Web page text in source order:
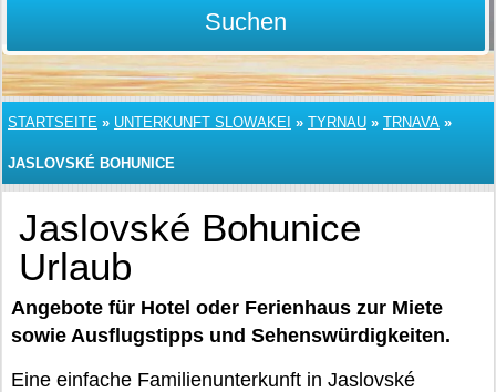
Suchen
STARTSEITE » UNTERKUNFT SLOWAKEI » TYRNAU » TRNAVA »
JASLOVSKÉ BOHUNICE
Jaslovské Bohunice
Urlaub
Angebote für Hotel oder Ferienhaus zur Miete
sowie Ausflugstipps und Sehenswürdigkeiten.
Eine einfache Familienunterkunft in Jaslovské